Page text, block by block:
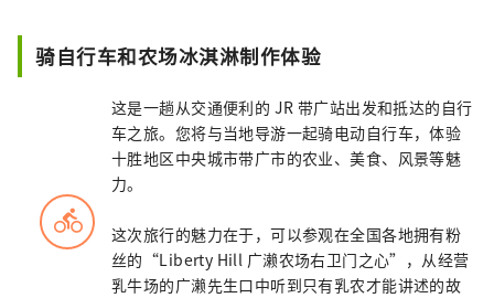
骑自行车和农场冰淇淋制作体验
directions_bike
这是一趟从交通便利的 JR 带广站出发和抵达的自行
车之旅。您将与当地导游一起骑电动自行车，体验
十胜地区中央城市带广市的农业、美食、风景等魅
力。
这次旅行的魅力在于，可以参观在全国各地拥有粉
丝的“Liberty Hill 广濑农场右卫门之心”，从经营
乳牛场的广濑先生口中听到只有乳农才能讲述的故